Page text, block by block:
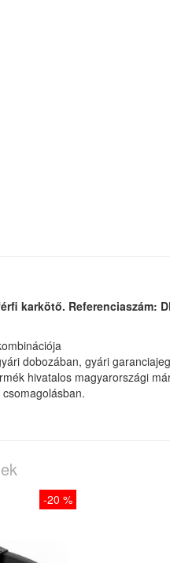
karkötő. Referenciaszám:
dobozában, gyári
hivatalos magyarországi
-20 %